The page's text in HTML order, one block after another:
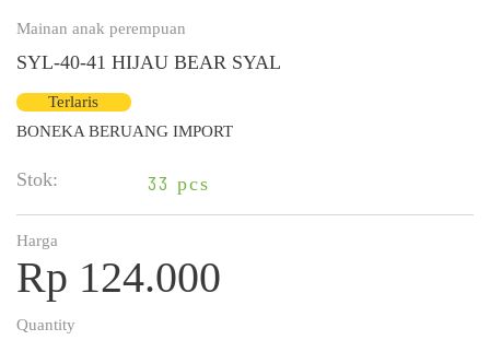
Mainan anak perempuan
SYL-40-41 HIJAU BEAR SYAL
Terlaris
BONEKA BERUANG IMPORT
Stok: 33 pcs
Harga
Rp 124.000
Quantity